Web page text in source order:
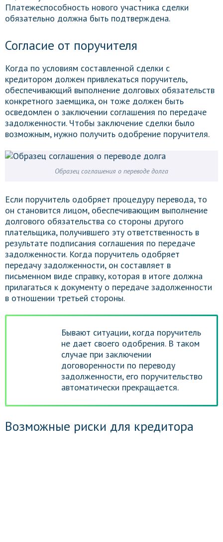
Платежеспособность нового участника сделки
обязательно должна быть подтверждена.
Согласие от поручителя
Когда по условиям составленной сделки с
кредитором должен привлекаться поручитель,
обеспечивающий выполнение долговых обязательств
конкретного заемщика, он тоже должен быть
осведомлен о заключении соглашения по передаче
задолженности. Чтобы заключение сделки было
возможным, нужно получить одобрение поручителя.
Образец соглашения о переводе долга
Если поручитель одобряет процедуру перевода, то
он становится лицом, обеспечивающим выполнение
долгового обязательства со стороны другого
плательщика, получившего эту ответственность в
результате подписания соглашения по передаче
задолженности. Когда поручитель одобряет
передачу задолженности, он составляет в
письменном виде справку, которая в итоге должна
прилагаться к документу о передаче задолженности
в отношении третьей стороны.
Бывают ситуации, когда поручитель
не дает своего одобрения. В таком
случае при заключении
договоренности по переводу
задолженности, его поручительство
автоматически прекращается.
Возможные риски для кредитора